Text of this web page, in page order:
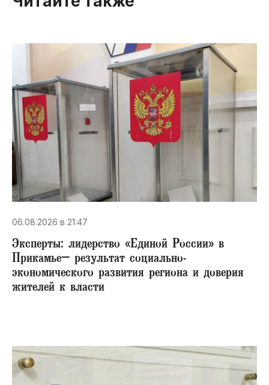
06.08.2026 в 21:47
Эксперты: лидерство «Единой России» в
Прикамье– результат социально-
экономического развития региона и доверия
жителей к власти